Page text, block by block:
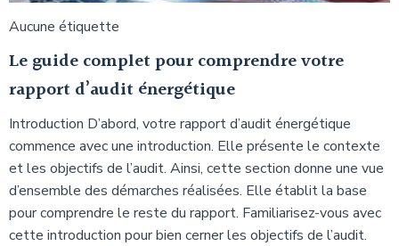
Aucune étiquette
Le guide complet pour comprendre votre
rapport d’audit énergétique
Introduction D’abord, votre rapport d’audit énergétique
commence avec une introduction. Elle présente le contexte
et les objectifs de l’audit. Ainsi, cette section donne une vue
d’ensemble des démarches réalisées. Elle établit la base
pour comprendre le reste du rapport. Familiarisez-vous avec
cette introduction pour bien cerner les objectifs de l’audit.